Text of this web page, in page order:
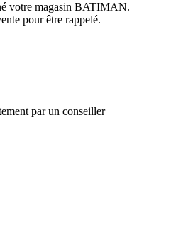
votre magasin BATIMAN.
pour être rappelé.
par un conseiller